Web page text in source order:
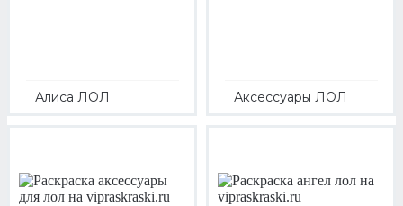
Алиса ЛОЛ Аксессуары ЛОЛ